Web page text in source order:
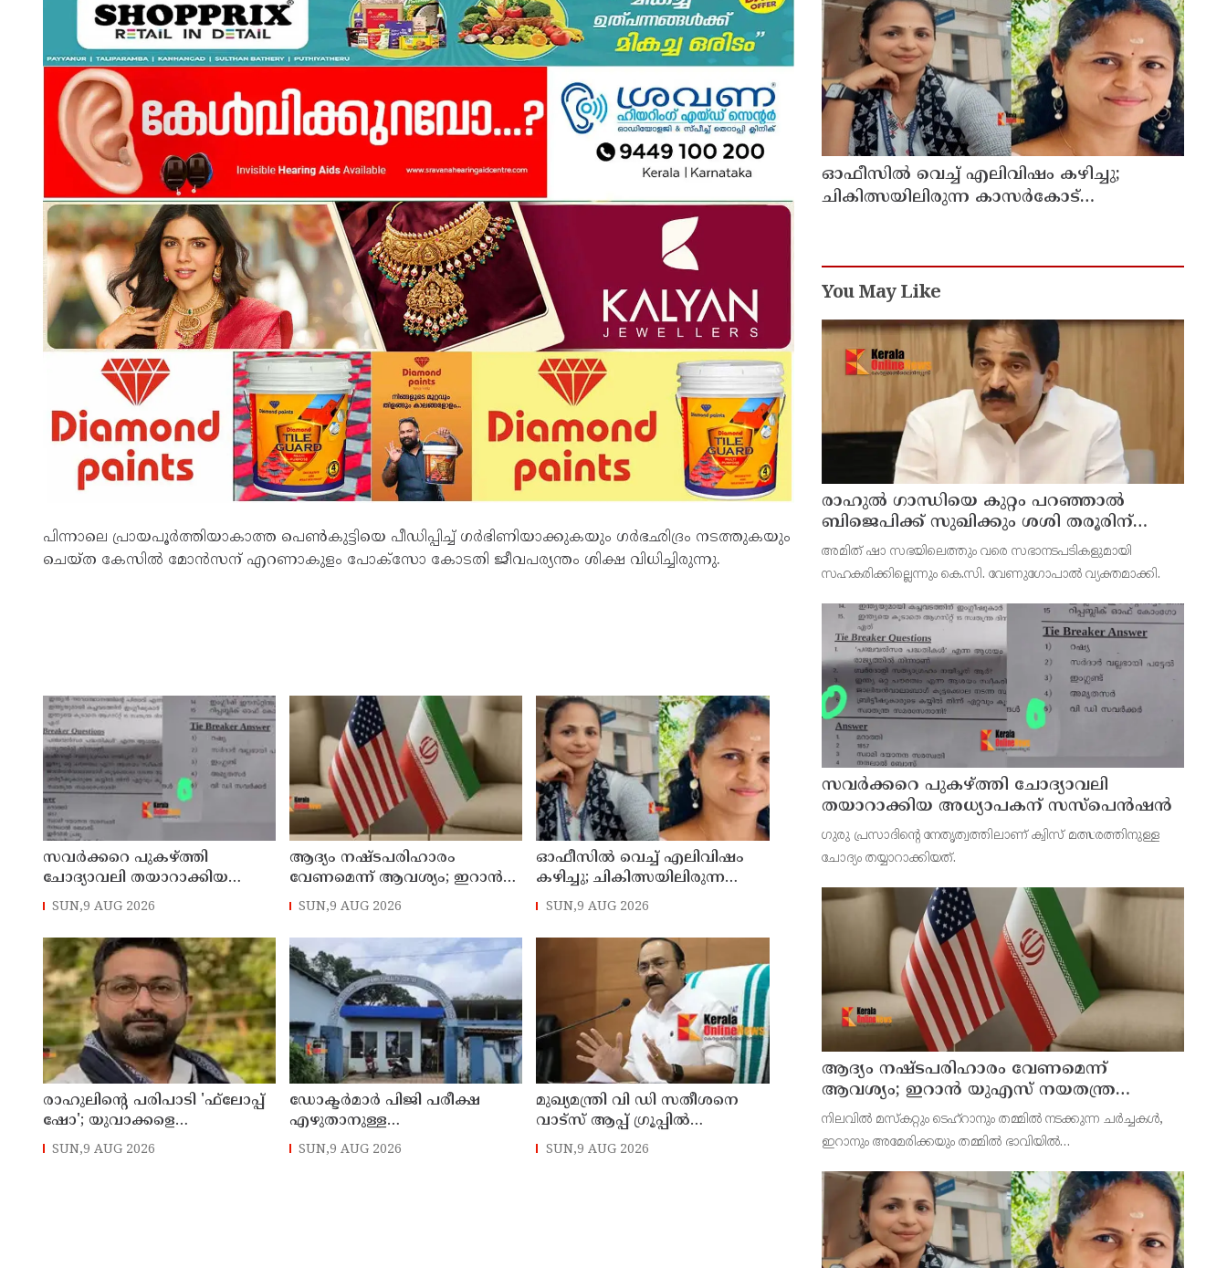
പിന്നാലെ പ്രായപൂര്‍ത്തിയാകാത്ത പെണ്‍കുട്ടിയെ പീഡിപ്പിച്ച് ഗര്‍ഭിണിയാക്കുകയും ഗര്‍ഭഛിദ്രം നടത്തുകയും
ചെയ്ത കേസില്‍ മോന്‍സന് എറണാകുളം പോക്സോ കോടതി ജീവപര്യന്തം ശിക്ഷ വിധിച്ചിരുന്നു.
സവര്‍ക്കറെ പുകഴ്ത്തി
ചോദ്യാവലി തയാറാക്കിയ
അധ്യാപകന് സസ്‌പെന്‍ഷന്‍
SUN,9 AUG 2026
ആദ്യം നഷ്ടപരിഹാരം
വേണമെന്ന് ആവശ്യം; ഇറാന്‍
യുഎസ് നയതന്ത്ര നീക്കങ്ങളില്‍
SUN,9 AUG 2026
ഓഫീസില്‍ വെച്ച് എലിവിഷം
കഴിച്ചു; ചികിത്സയിലിരുന്ന
കാസര്‍കോട് കളക്ടറേറ്റിലെ
SUN,9 AUG 2026
രാഹുലിന്റെ പരിപാടി 'ഫ്‌ലോപ്പ്
ഷോ'; യുവാക്കളെ
തെറ്റിദ്ധരിപ്പിക്കുന്നുവെന്ന് യുപി
മന്ത്രി ഡാനിഷ് അന്‍സാരി
SUN,9 AUG 2026
ഡോക്ടര്‍മാര്‍ പിജി പരീക്ഷ
എഴുതാനുള്ള
മുന്നൊരുക്കത്തില്‍;
കാസര്‍കോട് പാണത്തൂര്‍
SUN,9 AUG 2026
മുഖ്യമന്ത്രി വി ഡി സതീശനെ
വാട്‌സ് ആപ്പ് ഗ്രൂപ്പില്‍
അധിക്ഷേപിച്ചെന്ന പരാതി;
കാലടി സ്വദേശിക്ക് എതിരെ
SUN,9 AUG 2026
ഓഫീസില്‍ വെച്ച് എലിവിഷം കഴിച്ചു;
ചികിത്സയിലിരുന്ന കാസര്‍കോട്
You May Like
രാഹുല്‍ ഗാന്ധിയെ കുറ്റം പറഞ്ഞാല്‍
ബിജെപിക്ക് സുഖിക്കും ശശി തരൂരിന്
മറുപടിയുമായി കെ സി വേണുഗോപാല്‍
അമിത് ഷാ സഭയിലെത്തും വരെ സഭാനടപടികളുമായി
സഹകരിക്കില്ലെന്നും കെ.സി. വേണുഗോപാല്‍ വ്യക്തമാക്കി.
സവര്‍ക്കറെ പുകഴ്ത്തി ചോദ്യാവലി
തയാറാക്കിയ അധ്യാപകന് സസ്‌പെന്‍ഷന്‍
ഗുരു പ്രസാദിന്റെ നേതൃത്വത്തിലാണ് ക്വിസ് മത്സരത്തിനുള്ള
ചോദ്യം തയ്യാറാക്കിയത്.
ആദ്യം നഷ്ടപരിഹാരം വേണമെന്ന്
ആവശ്യം; ഇറാന്‍ യുഎസ് നയതന്ത്ര
നീക്കങ്ങളില്‍ അനിശ്ചിതത്വം
നിലവില്‍ മസ്‌കറ്റും ടെഹ്റാനും തമ്മില്‍ നടക്കുന്ന ചര്‍ച്ചകള്‍,
ഇറാനും അമേരിക്കയും തമ്മില്‍ ഭാവിയില്‍
ഘട്ടമായാണ് നിരീക്ഷകര്‍ കാണുന്നത്.